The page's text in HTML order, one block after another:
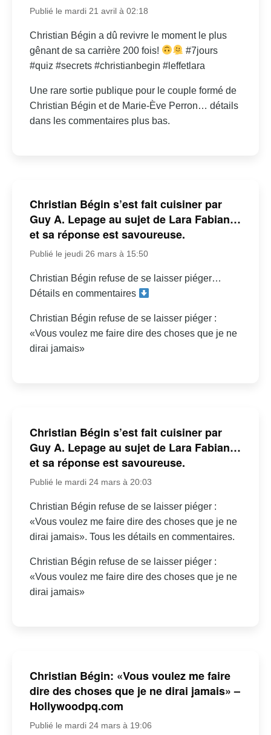
Publié le mardi 21 avril à 02:18
Christian Bégin a dû revivre le moment le plus
gênant de sa carrière 200 fois!
#7jours
#quiz #secrets #christianbegin #leffetlara
Une rare sortie publique pour le couple formé de
Christian Bégin et de Marie-Ève Perron… détails
dans les commentaires plus bas.
Christian Bégin s’est fait cuisiner par
Guy A. Lepage au sujet de Lara Fabian…
et sa réponse est savoureuse.
Publié le jeudi 26 mars à 15:50
Christian Bégin refuse de se laisser piéger…
Détails en commentaires
Christian Bégin refuse de se laisser piéger :
«Vous voulez me faire dire des choses que je ne
dirai jamais»
Christian Bégin s’est fait cuisiner par
Guy A. Lepage au sujet de Lara Fabian…
et sa réponse est savoureuse.
Publié le mardi 24 mars à 20:03
Christian Bégin refuse de se laisser piéger :
«Vous voulez me faire dire des choses que je ne
dirai jamais». Tous les détails en commentaires.
Christian Bégin refuse de se laisser piéger :
«Vous voulez me faire dire des choses que je ne
dirai jamais»
Christian Bégin: «Vous voulez me faire
dire des choses que je ne dirai jamais» –
Hollywoodpq.com
Publié le mardi 24 mars à 19:06